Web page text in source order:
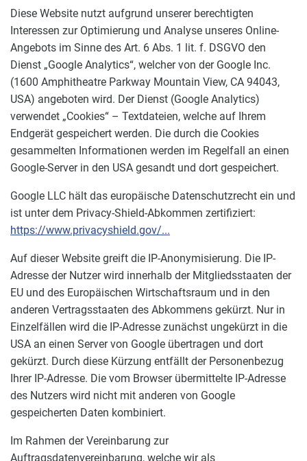
Diese Website nutzt aufgrund unserer berechtigten
Interessen zur Optimierung und Analyse unseres Online-
Angebots im Sinne des Art. 6 Abs. 1 lit. f. DSGVO den
Dienst „Google Analytics“, welcher von der Google Inc.
(1600 Amphitheatre Parkway Mountain View, CA 94043,
USA) angeboten wird. Der Dienst (Google Analytics)
verwendet „Cookies“ – Textdateien, welche auf Ihrem
Endgerät gespeichert werden. Die durch die Cookies
gesammelten Informationen werden im Regelfall an einen
Google-Server in den USA gesandt und dort gespeichert.
Google LLC hält das europäische Datenschutzrecht ein und
ist unter dem Privacy-Shield-Abkommen zertifiziert:
https://www.privacyshield.gov/...
Auf dieser Website greift die IP-Anonymisierung. Die IP-
Adresse der Nutzer wird innerhalb der Mitgliedsstaaten der
EU und des Europäischen Wirtschaftsraum und in den
anderen Vertragsstaaten des Abkommens gekürzt. Nur in
Einzelfällen wird die IP-Adresse zunächst ungekürzt in die
USA an einen Server von Google übertragen und dort
gekürzt. Durch diese Kürzung entfällt der Personenbezug
Ihrer IP-Adresse. Die vom Browser übermittelte IP-Adresse
des Nutzers wird nicht mit anderen von Google
gespeicherten Daten kombiniert.
Im Rahmen der Vereinbarung zur
Auftragsdatenvereinbarung, welche wir als